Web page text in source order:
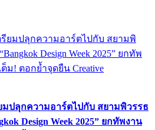
มปลุกความอาร์ตไปกับ สยามพิวรรธ
Design Week 2025” ยกทัพงาน